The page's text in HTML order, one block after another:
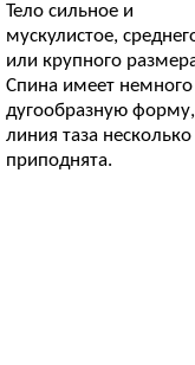
Тело сильное и
мускулистое,
или крупного
Спина имеет немного
дугообразную форму,
линия таза несколько
приподнята.